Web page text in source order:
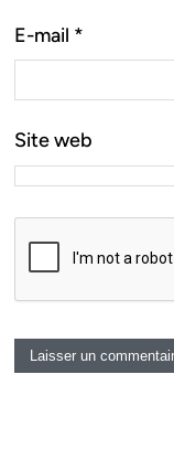
E-mail *
Site web